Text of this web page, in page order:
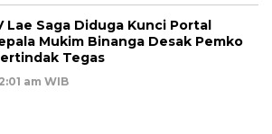
Lae Saga Diduga Kunci Portal
Mukim Binanga Desak Pemko
Tegas
am WIB